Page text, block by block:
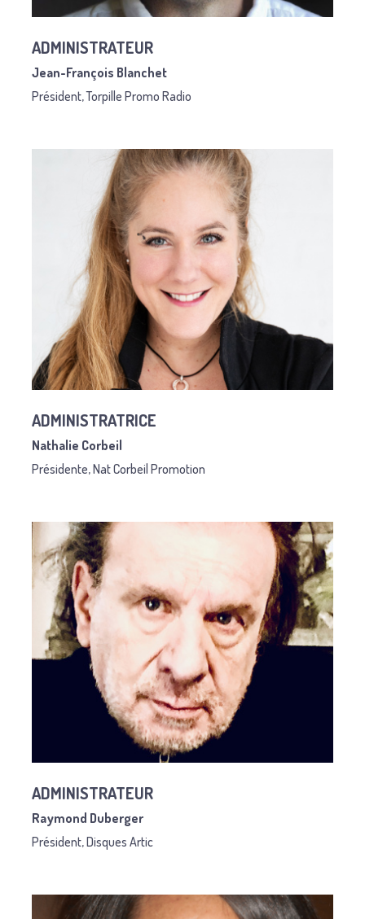
ADMINISTRATEUR
Jean-François Blanchet
Président, Torpille Promo Radio
ADMINISTRATRICE
Nathalie Corbeil
Présidente, Nat Corbeil Promotion
ADMINISTRATEUR
Raymond Duberger
Président, Disques Artic